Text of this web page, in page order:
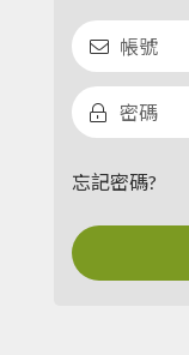
忘記密碼?